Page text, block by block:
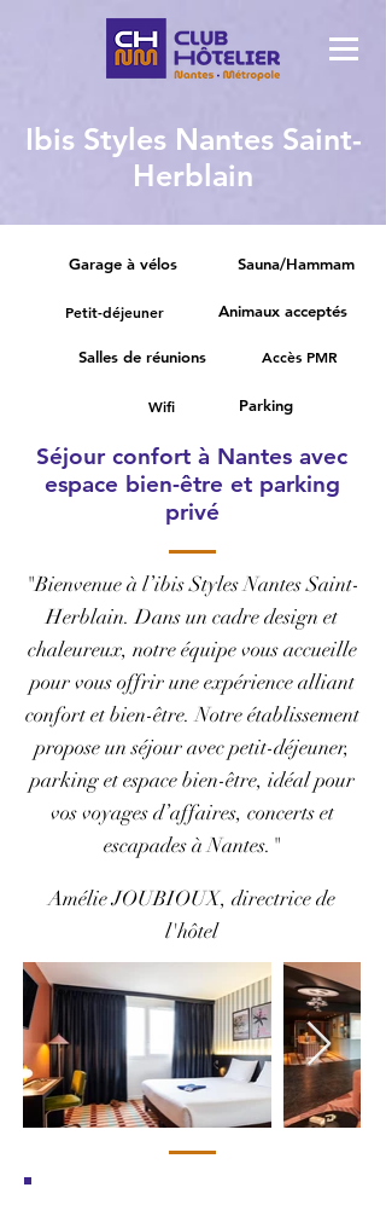
Ibis Styles Nantes Saint-
Herblain
Garage à vélos Sauna/Hammam
Petit-déjeuner Animaux acceptés
Salles de réunions Accès PMR
Wifi Parking
Séjour confort à Nantes avec
espace bien-être et parking
privé
"Bienvenue à l’ibis Styles Nantes Saint-
Herblain. Dans un cadre design et
chaleureux, notre équipe vous accueille
pour vous offrir une expérience alliant
confort et bien-être. Notre établissement
propose un séjour avec petit-déjeuner,
parking et espace bien-être, idéal pour
vos voyages d’affaires, concerts et
escapades à Nantes."
Amélie JOUBIOUX, directrice de
l'hôtel